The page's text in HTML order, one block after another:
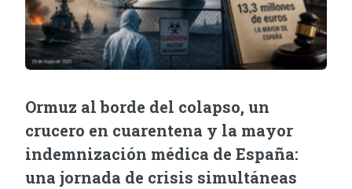
Ormuz al borde del colapso, un
crucero en cuarentena y la mayor
indemnización médica de España:
una jornada de crisis simultáneas